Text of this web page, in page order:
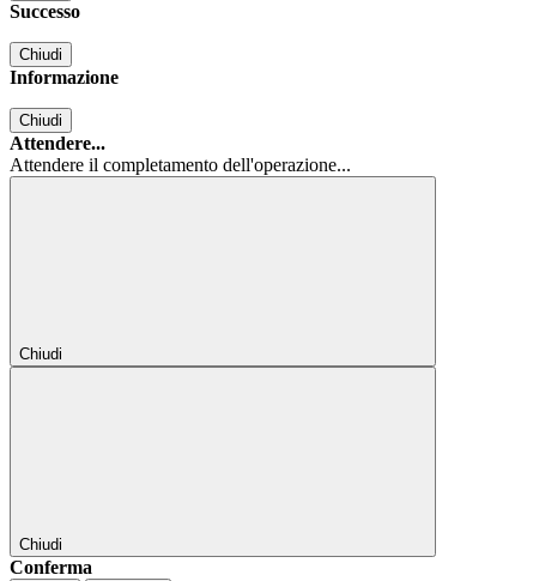
Successo
Chiudi
Informazione
Chiudi
Attendere...
Attendere il completamento dell'operazione...
Chiudi
Chiudi
Conferma